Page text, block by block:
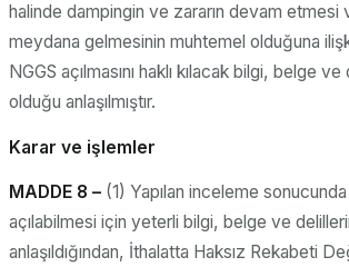
halinde dampingin ve zararın devam etmesi
meydana gelmesinin muhtemel olduğuna
NGGS açılmasını haklı kılacak bilgi, belge
olduğu anlaşılmıştır.
Karar ve işlemler
MADDE 8 – (1) Yapılan inceleme
açılabilmesi için yeterli bilgi, belge ve
anlaşıldığından, İthalatta Haksız Rekabeti